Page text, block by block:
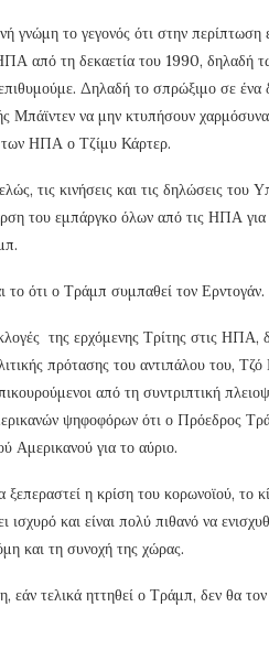
γνώμη το γεγονός ότι στην
από τη δεκαετία του 1990, δηλαδή
Δηλαδή το σπρώξιμο σε ένα
Μπάϊντεν να μην κτυπήσουν
των ΗΠΑ ο Τζίμυ Κάρτερ.
τις κινήσεις και τις δηλώσεις
του εμπάργκο όλων από τις ΗΠΑ
το ότι ο Τράμπ συμπαθεί τον Ερντογάν.
της ερχόμενης Τρίτης στις ΗΠΑ,
πρότασης του αντιπάλου του,
από τη συντριπτική
ψηφοφόρων ότι ο Πρόεδρος
Αμερικανού για το αύριο.
ξεπεραστεί η κρίση του κορωνοϊού,
και είναι πολύ πιθανό να
και τη συνοχή της χώρας.
εάν τελικά ηττηθεί ο Τράμπ, δεν θα